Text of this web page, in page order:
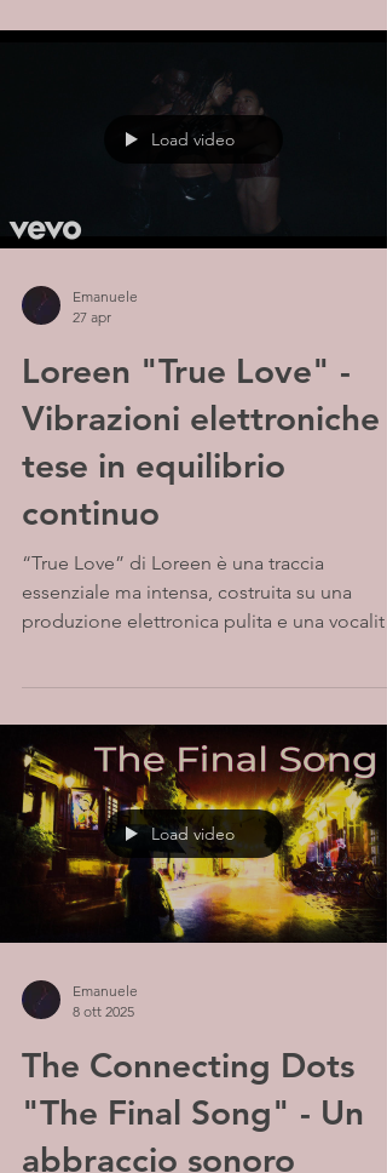
un’esperienza immersiva e profondamente
Load video
Emanuele
27 apr
Loreen "True Love" -
Vibrazioni elettroniche
tese in equilibrio
continuo
“True Love” di Loreen è una traccia
essenziale ma intensa, costruita su una
produzione elettronica pulita e una vocalità
dinamiche misurate. Ne emerge una
sensazione sospesa, in continuo
che lascia spazio più all’atmosfera che
all’impatto immediato.
Load video
Emanuele
8 ott 2025
The Connecting Dots
"The Final Song" - Un
abbraccio sonoro